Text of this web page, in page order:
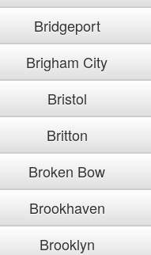
Bridgeport
Brigham City
Bristol
Britton
Broken Bow
Brookhaven
Brooklyn